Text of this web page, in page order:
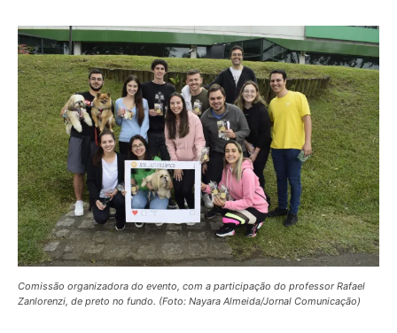
Comissão organizadora do evento, com a participação do professor Rafael
Zanlorenzi, de preto no fundo. (Foto: Nayara Almeida/Jornal Comunicação)